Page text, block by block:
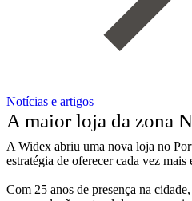
Notícias e artigos
A maior loja da zona
A Widex abriu uma nova loja no
estratégia de oferecer cada vez mais
Com 25 anos de presença na